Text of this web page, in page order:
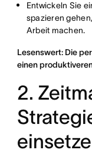
Entwickeln Sie
spazieren
Arbeit machen.
Lesenswert: Die
einen
2.